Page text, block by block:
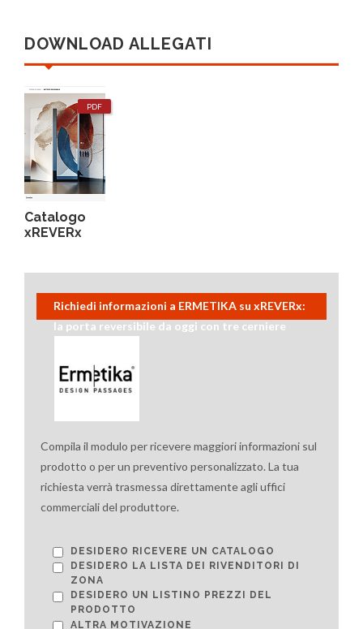
DOWNLOAD ALLEGATI
PDF
Catalogo
xREVERx
Richiedi informazioni a ERMETIKA su xREVERx:
la porta reversibile da oggi con tre cerniere
Compila il modulo per ricevere maggiori informazioni sul
prodotto o per un preventivo personalizzato. La tua
richiesta verrà trasmessa direttamente agli uffici
commerciali del produttore.
DESIDERO RICEVERE UN CATALOGO
DESIDERO LA LISTA DEI RIVENDITORI DI
ZONA
DESIDERO UN LISTINO PREZZI DEL
PRODOTTO
ALTRA MOTIVAZIONE